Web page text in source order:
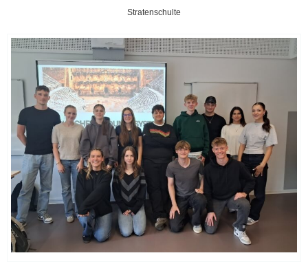
Stratenschulte